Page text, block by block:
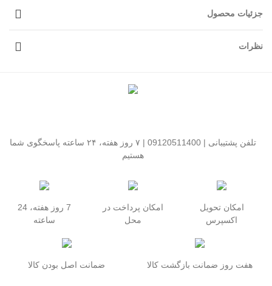
جزئیات محصول
نظرات
تلفن پشتیبانی | 09120511400 | ۷ روز هفته، ۲۴ ساعته پاسخگوی شما
هستیم
امکان تحویل
اکسپرس
امکان پرداخت در
محل
7 روز هفته، 24
ساعته
هفت روز ضمانت بازگشت کالا ضمانت اصل بودن کالا